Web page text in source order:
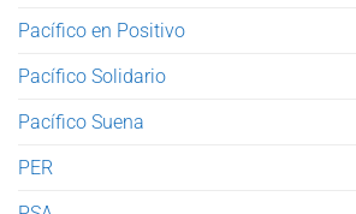
Pacífico en Positivo
Pacífico Solidario
Pacífico Suena
PER